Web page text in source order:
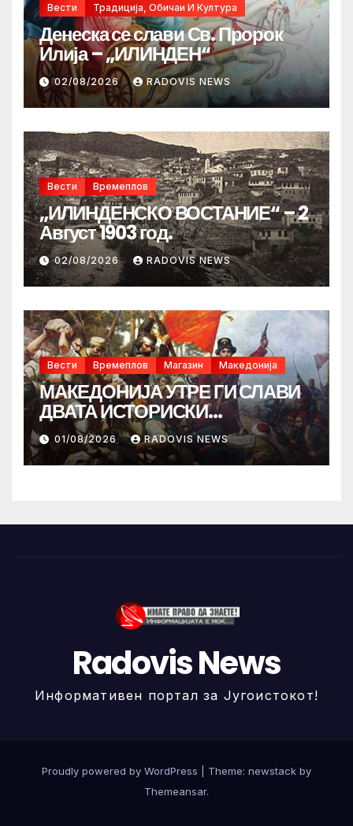
Вести Традиција, Обичаи И Култура
Денеска се слави Св. Пророк
Илија – „ИЛИНДЕН“
02/08/2026 RADOVIS NEWS
Вести Времеплов
„ИЛИНДЕНСКО ВОСТАНИЕ“ – 2
Август 1903 год.
02/08/2026 RADOVIS NEWS
Вести Времеплов Магазин Македонија
МАКЕДОНИЈА УТРЕ ГИ СЛАВИ
ДВАТА ИСТОРИСКИ
ИЛИНДЕНА!
01/08/2026 RADOVIS NEWS
Radovis News
Информативен портал за Југоистокот!
Proudly powered by WordPress
Theme: newstack by
Themeansar.